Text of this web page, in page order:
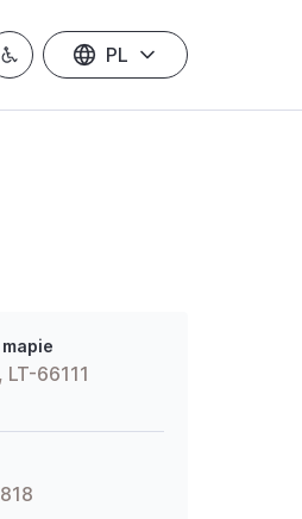
PL
66111